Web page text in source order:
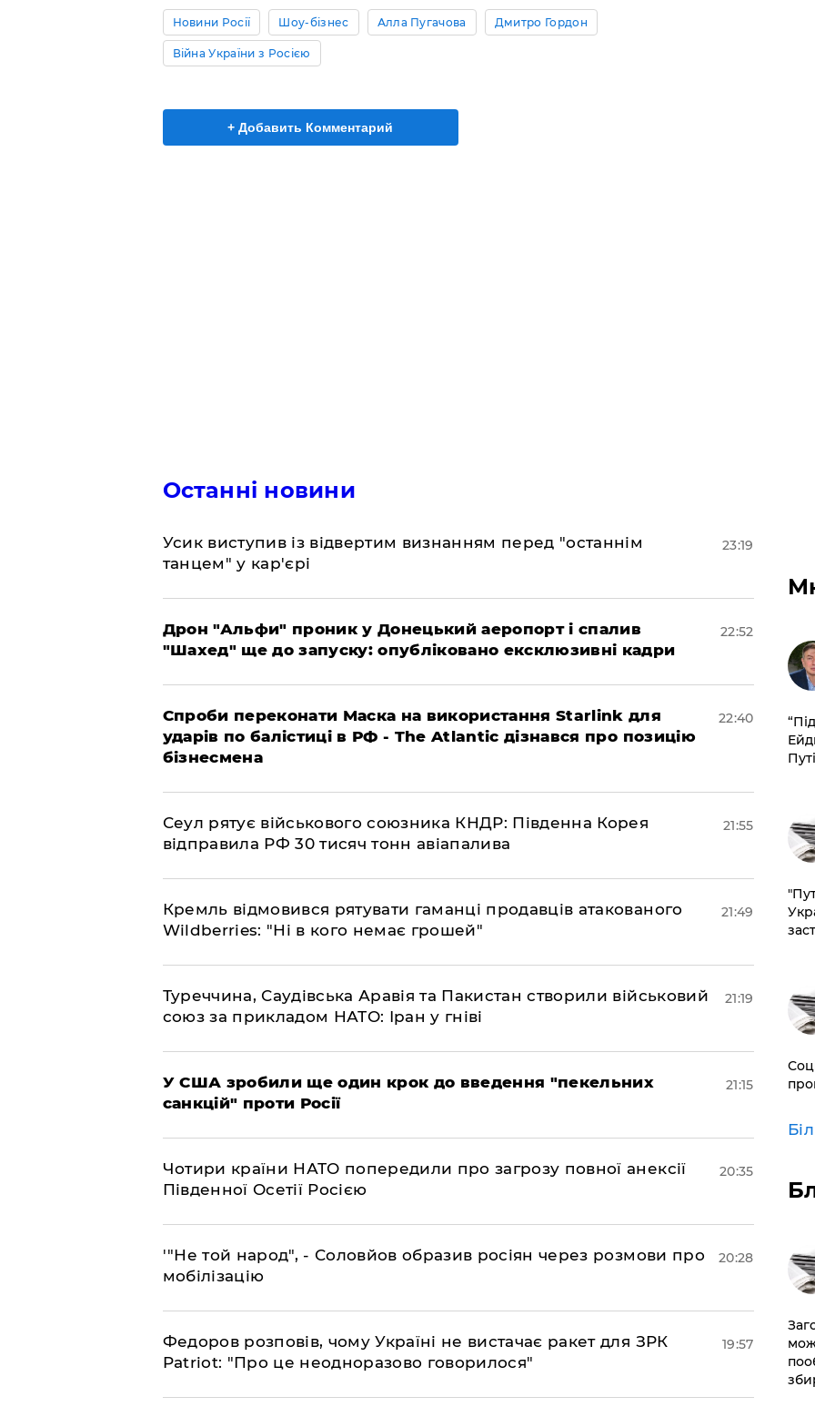
Новини Росії Шоу-бізнес Алла Пугачова Дмитро Гордон
Війна України з Росією
+ Добавить Комментарий
Останні новини
​Усик виступив із відвертим визнанням перед "останнім
танцем" у кар'єрі
23:19
​Дрон "Альфи" проник у Донецький аеропорт і спалив
"Шахед" ще до запуску: опубліковано ексклюзивні кадри
22:52
​Спроби переконати Маска на використання Starlink для
ударів по балістиці в РФ - The Atlantic дізнався про позицію
бізнесмена
22:40
​Сеул рятує військового союзника КНДР: Південна Корея
відправила РФ 30 тисяч тонн авіапалива
21:55
​Кремль відмовився рятувати гаманці продавців атакованого
Wildberries: "Ні в кого немає грошей"
21:49
​Туреччина, Саудівська Аравія та Пакистан створили військовий
союз за прикладом НАТО: Іран у гніві
21:19
​У США зробили ще один крок до введення "пекельних
санкцій" проти Росії
21:15
​Чотири країни НАТО попередили про загрозу повної анексії
Південної Осетії Росією
20:35
​'"Не той народ", - Соловйов образив росіян через розмови про
мобілізацію
20:28
​Федоров розповів, чому Україні не вистачає ракет для ЗРК
Patriot: "Про це неодноразово говорилося"
19:57